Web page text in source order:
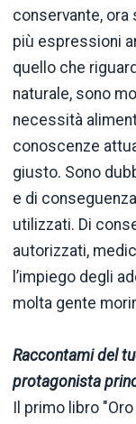
conservante, ora
più espressioni
quello che
naturale, sono
necessità
conoscenze
giusto. Sono
e di
utilizzati. Di
autorizzati,
l’impiego degli
molta gente
Raccontami del
protagonista
Il primo libro